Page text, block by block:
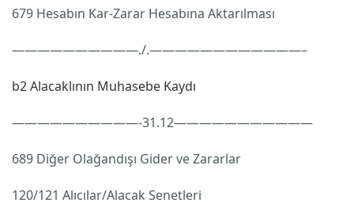
679 Hesabın Kar-Zarar Hesabına Aktarılması
——————————./.————————————–
b2 Alacaklının Muhasebe Kaydı
——————————-31.12———————————
689 Diğer Olağandışı Gider ve Zararlar
120/121 Alıcılar/Alacak Senetleri